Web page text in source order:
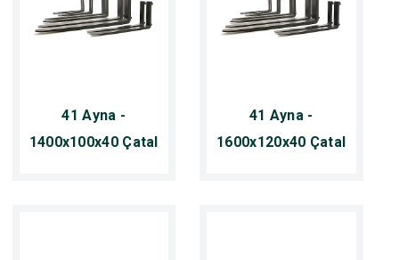
41 Ayna -
1400x100x40 Çatal
41 Ayna -
1600x120x40 Çatal